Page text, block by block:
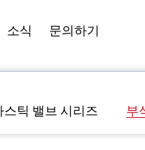
소식 문의하기
스틱 밸브 시리즈 부